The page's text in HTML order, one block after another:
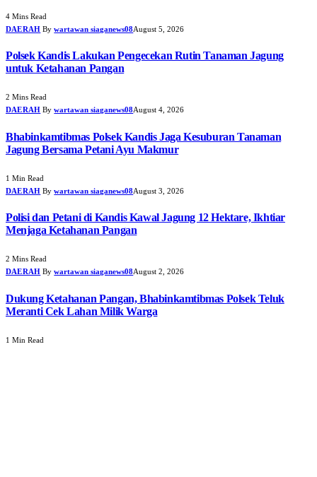
4 Mins Read
DAERAH By wartawan siaganews08August 5, 2026
Polsek Kandis Lakukan Pengecekan Rutin Tanaman Jagung
untuk Ketahanan Pangan
2 Mins Read
DAERAH By wartawan siaganews08August 4, 2026
Bhabinkamtibmas Polsek Kandis Jaga Kesuburan Tanaman
Jagung Bersama Petani Ayu Makmur
1 Min Read
DAERAH By wartawan siaganews08August 3, 2026
Polisi dan Petani di Kandis Kawal Jagung 12 Hektare, Ikhtiar
Menjaga Ketahanan Pangan
2 Mins Read
DAERAH By wartawan siaganews08August 2, 2026
Dukung Ketahanan Pangan, Bhabinkamtibmas Polsek Teluk
Meranti Cek Lahan Milik Warga
1 Min Read